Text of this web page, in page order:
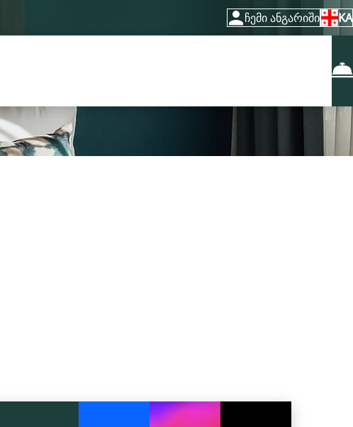
ჩემი ანგარიში KA